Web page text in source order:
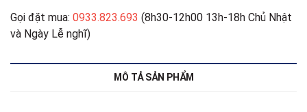
Gọi đặt mua: 0933.823.693 (8h30-12h00 13h-18h Chủ Nhật
và Ngày Lễ nghĩ)
MÔ TẢ SẢN PHẨM